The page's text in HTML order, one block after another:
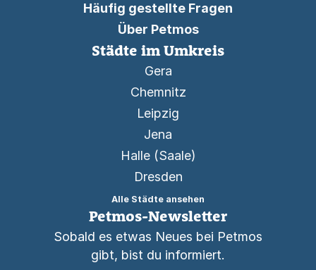
Häufig gestellte Fragen
Über Petmos
Städte im Umkreis
Gera
Chemnitz
Leipzig
Jena
Halle (Saale)
Dresden
Alle Städte ansehen
Petmos-Newsletter
Sobald es etwas Neues bei Petmos
gibt, bist du informiert.